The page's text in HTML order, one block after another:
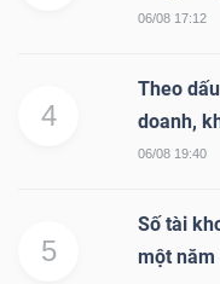
06/08 17:12
4
Theo
doanh,
06/08 19:40
5
Số tài
một năm